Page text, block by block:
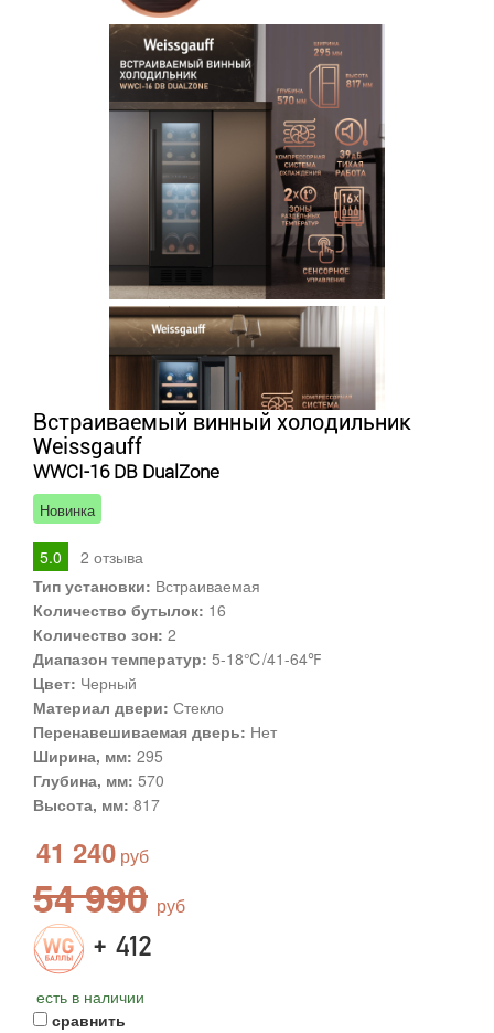
Встраиваемый винный холодильник
Weissgauff
WWCI-16 DB DualZone
Новинка
5.0 2 отзыва
Тип установки: Встраиваемая
Количество бутылок: 16
Количество зон: 2
Диапазон температур: 5-18℃/41-64℉
Цвет: Черный
Материал двери: Стекло
Перенавешиваемая дверь: Нет
Ширина, мм: 295
Глубина, мм: 570
Высота, мм: 817
41 240
54 990
+ 412
есть в наличии
сравнить